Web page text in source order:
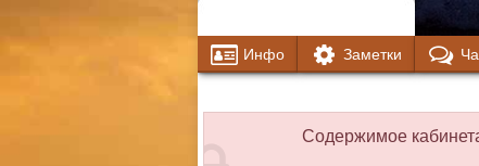
Инфо Заметки
Содержимое